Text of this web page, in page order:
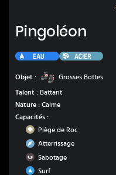
Pingoléon
Eau Acier
Objet : Grosses Bottes
Talent : Battant
Nature : Calme
Capacités :
Roche
Piège de Roc
VolAtterrissage
Ténèbres
Sabotage
Eau
Surf